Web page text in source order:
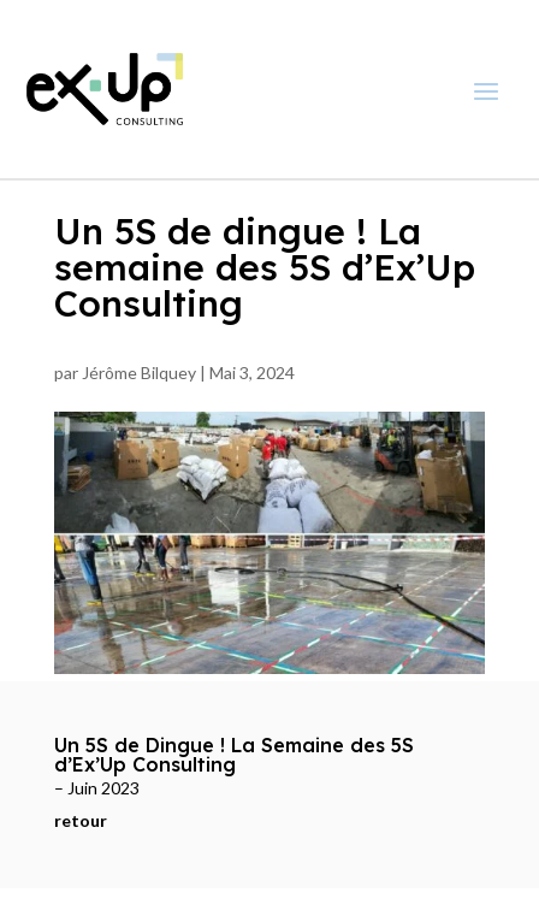
Un 5S de dingue ! La
semaine des 5S d’Ex’Up
Consulting
par Jérôme Bilquey| Mai 3, 2024
Un 5S de Dingue ! La Semaine des 5S
d’Ex’Up Consulting
– Juin 2023
retour